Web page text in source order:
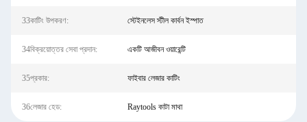
33কাটিং উপকরণ: স্টেইনলেস স্টীল কার্বন ইস্পাত
34বিক্রয়োত্তর সেবা প্রদান: একটি আজীবন ওয়ারেন্টি
35প্রকার: ফাইবার লেজার কাটিং
36লেজার হেড: Raytools কাটা মাথা